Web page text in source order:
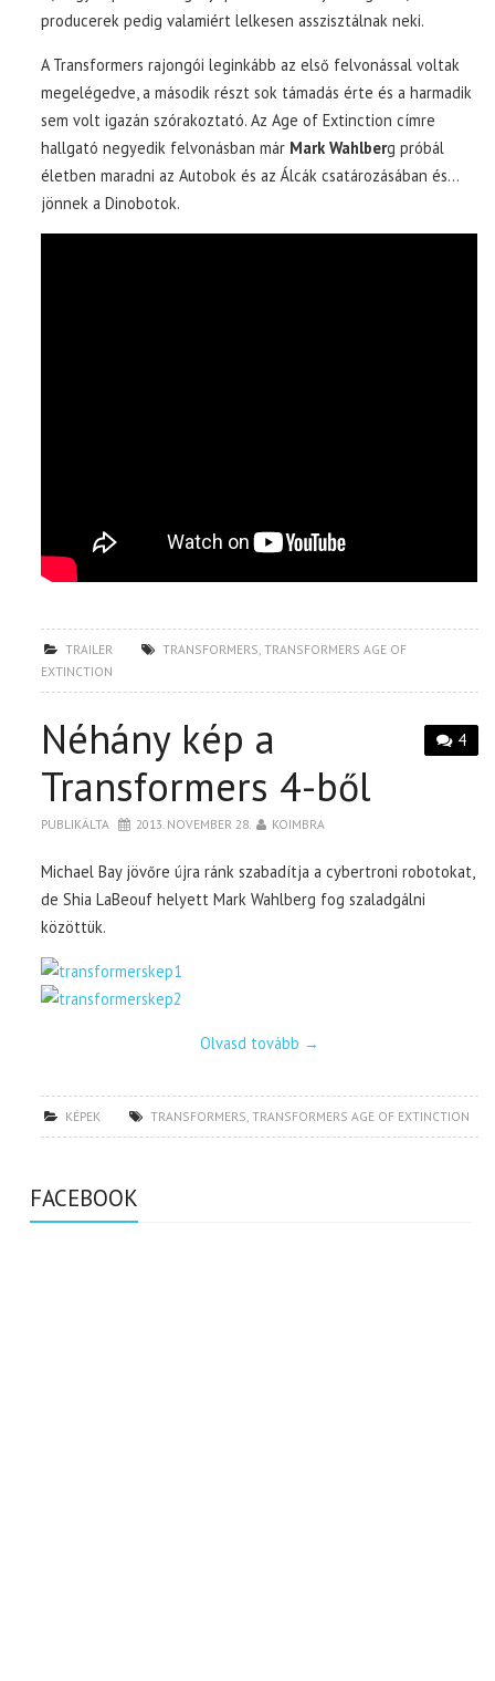
producerek pedig valamiért lelkesen asszisztálnak neki.
A Transformers rajongói leginkább az első felvonással voltak
megelégedve, a második részt sok támadás érte és a harmadik
sem volt igazán szórakoztató. Az Age of Extinction címre
hallgató negyedik felvonásban már Mark Wahlberg próbál
életben maradni az Autobok és az Álcák csatározásában és…
jönnek a Dinobotok.
TRAILER TRANSFORMERS,TRANSFORMERS AGE OF
EXTINCTION
4
Néhány kép a
Transformers 4-ből
PUBLIKÁLTA 2013. NOVEMBER 28. KOIMBRA
Michael Bay jövőre újra ránk szabadítja a cybertroni robotokat,
de Shia LaBeouf helyett Mark Wahlberg fog szaladgálni
közöttük.
Olvasd tovább →
KÉPEK TRANSFORMERS,TRANSFORMERS AGE OF EXTINCTION
FACEBOOK